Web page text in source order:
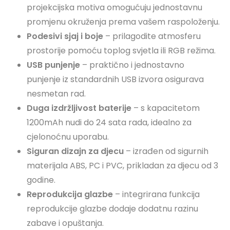
projekcijska motiva omogućuju jednostavnu
promjenu okruženja prema vašem raspoloženju.
Podesivi sjaj i boje – prilagodite atmosferu
prostorije pomoću toplog svjetla ili RGB režima.
USB punjenje – praktično i jednostavno
punjenje iz standardnih USB izvora osigurava
nesmetan rad.
Duga izdržljivost baterije – s kapacitetom
1200mAh nudi do 24 sata rada, idealno za
cjelonoćnu uporabu.
Siguran dizajn za djecu – izrađen od sigurnih
materijala ABS, PC i PVC, prikladan za djecu od 3
godine.
Reprodukcija glazbe – integrirana funkcija
reprodukcije glazbe dodaje dodatnu razinu
zabave i opuštanja.